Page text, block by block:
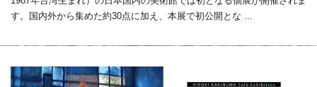
す。国内外から集めた約30点に加え、本展で初公開とな ...